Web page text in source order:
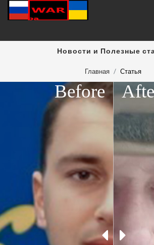
Новости и Полезные
Главная Статья
Before